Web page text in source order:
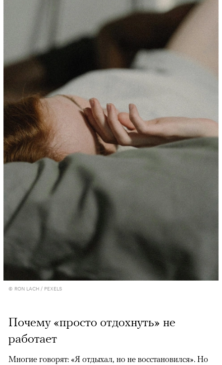
© RON LACH / PEXELS
Почему «просто отдохнуть» не
работает
Многие говорят: «Я отдыхал, но не восстановился». Но